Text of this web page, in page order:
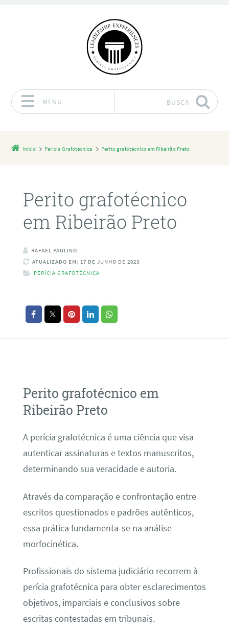
MENU BUSCA
Início Perícia Grafotécnica Perito grafotécnico em Ribeirão Preto
Perito grafotécnico
em Ribeirão Preto
RAFAEL PAULINO
ATUALIZADO EM: 17 DE JUNHO DE 2023
PERÍCIA GRAFOTÉCNICA
Perito grafotécnico em
Ribeirão Preto
A perícia grafotécnica é uma ciência que visa
autenticar assinaturas e textos manuscritos,
determinando sua veracidade e autoria.
Através da comparação e confrontação entre
escritos questionados e padrões autênticos,
essa prática fundamenta-se na análise
morfocinética.
Profissionais do sistema judiciário recorrem à
perícia grafotécnica para obter esclarecimentos
objetivos, imparciais e conclusivos sobre
escritas contestadas em tribunais.